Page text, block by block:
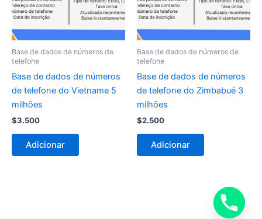
Base de dados de números de
telefone
Base de dados de números
de telefone do Vietname 5
milhões
$3.500
Adicionar
Base de dados de números de
telefone
Base de dados de números
de telefone do Zimbabué 3
milhões
$2.500
Adicionar